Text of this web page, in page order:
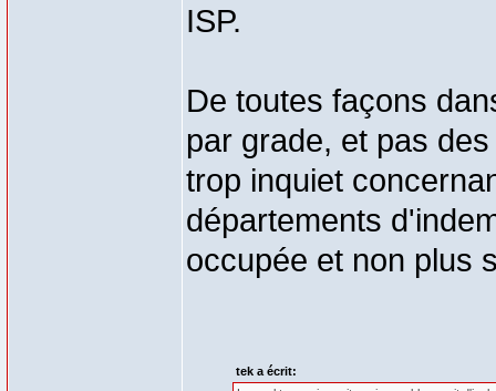
ISP.
De toutes façons
par grade, et pas
trop inquiet
départements
occupée et non plus
tek a écrit: